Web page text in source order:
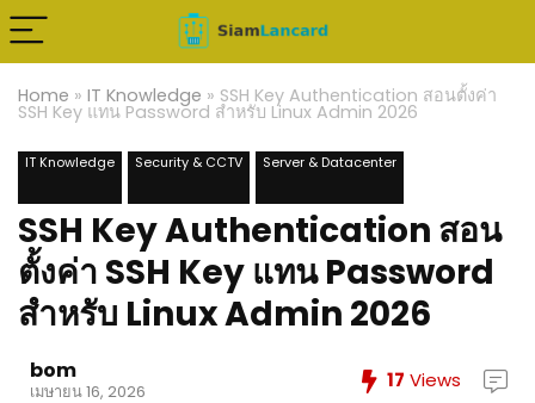
Home » IT Knowledge » SSH Key Authentication สอนตั้งค่า
SSH Key แทน Password สำหรับ Linux Admin 2026
IT Knowledge Security & CCTV Server & Datacenter
SSH Key Authentication สอน
ตั้งค่า SSH Key แทน Password
สำหรับ Linux Admin 2026
bom
เมษายน 16, 2026 17 Views